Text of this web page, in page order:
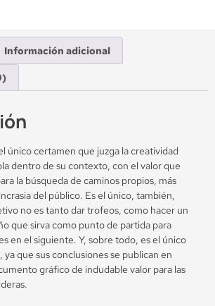
Información adicional
único certamen que juzga la creatividad
dentro de su contexto, con el valor que
la búsqueda de caminos propios, más
del público. Es el único, también,
no es tanto dar trofeos, como hacer un
que sirva como punto de partida para
en el siguiente. Y, sobre todo, es el único
que sus conclusiones se publican en
gráfico de indudable valor para las